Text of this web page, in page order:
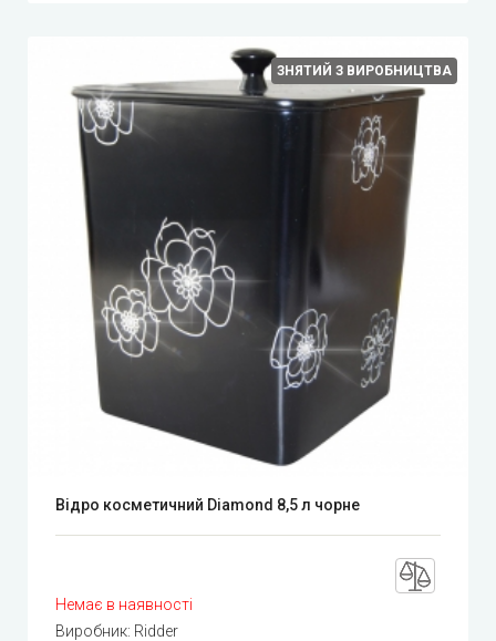
ЗНЯТИЙ З ВИРОБНИЦТВА
Відро косметичний Diamond 8,5 л чорне
Немає в наявності
Виробник: Ridder